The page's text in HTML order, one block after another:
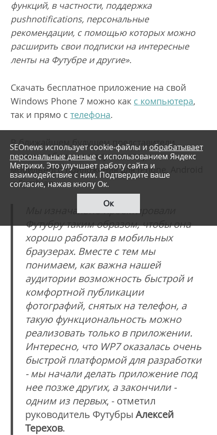
функций, в частности, поддержка
pushnotifications, персональные
рекомендации, с помощью которых можно
расширить свои подписки на интересные
ленты на Футубре и другие».
Скачать бесплатное приложение на свой
Windows Phone 7 можно как с компьютера,
так и прямо стелефона.
В ближайшем будущем представители
сервиса обещают запустить версии
мобильного приложения для iPhone, Android
и Symbian.
Мы изначально проектировали
Футубру таким образом, чтобы она
хорошо работала в мобильных
браузерах. Вместе с тем мы
понимаем, как важна нашей
аудитории возможность быстрой и
комфортной публикации
фотографий, снятых на телефон, а
такую функциональность можно
реализовать только в приложении.
Интересно, что WP7 оказалась очень
быстрой платформой для разработки
- мы начали делать приложение под
нее позже других, а закончили -
одним из первых, - отметил
руководитель ФутубрыАлексей
Терехов.
SEOnews использует cookie-файлы и обрабатывает
персональные данные с использованием Яндекс
Метрики. Это улучшает работу сайта и
взаимодействие с ним. Подтвердите ваше
согласие, нажав кнопу Ок.
Ок